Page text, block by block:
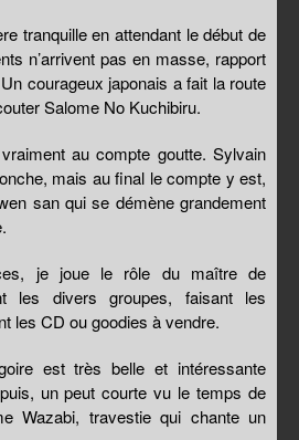
tranquille en attendant le début de
n’arrivent pas en masse, rapport
courageux japonais a fait la route
Salome No Kuchibiru.
au compte goutte. Sylvain
mais au final le compte y est,
san qui se démène grandement
je joue le rôle du maître de
les divers groupes, faisant les
les CD ou goodies à vendre.
est très belle et intéressante
un peut courte vu le temps de
Wazabi, travestie qui chante un